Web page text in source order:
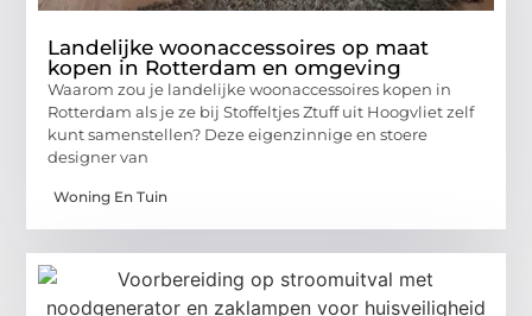
Landelijke woonaccessoires op maat
kopen in Rotterdam en omgeving
Waarom zou je landelijke woonaccessoires kopen in
Rotterdam als je ze bij Stoffeltjes Ztuff uit Hoogvliet zelf
kunt samenstellen? Deze eigenzinnige en stoere
designer van
Woning En Tuin